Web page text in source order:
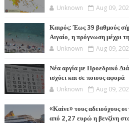
Unknown Aug 09,
Καιρός: Έως 39 βαθμούς
Αιγαίο, η πρόγνωση μέχρι
Unknown Aug 09,
Νέα αργία με Προεδρικό
ισχύει και σε ποιους αφορά
Unknown Aug 09,
«Καίνε» τους αδειούχους
από 2,27 ευρώ η βενζίνη